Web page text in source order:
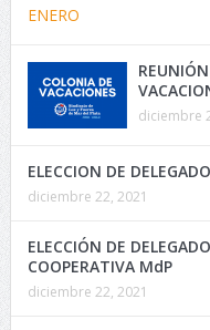
diciembre
ELECCION DE
diciembre 22, 2021
ELECCIÓN DE
COOPERATIVA MdP
diciembre 22, 2021